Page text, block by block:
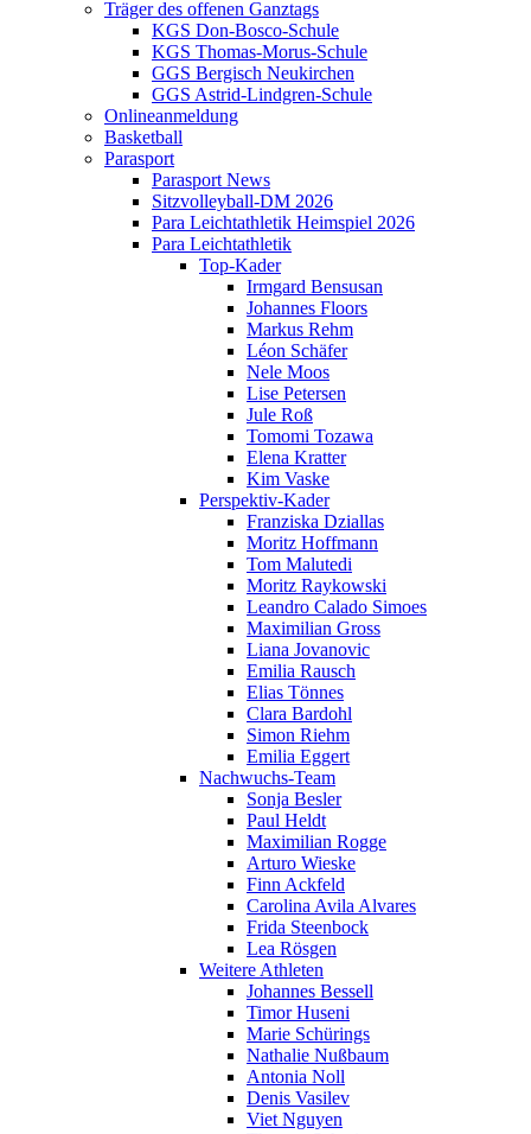
Träger des offenen Ganztags
KGS Don-Bosco-Schule
KGS Thomas-Morus-Schule
GGS Bergisch Neukirchen
GGS Astrid-Lindgren-Schule
Onlineanmeldung
Basketball
Parasport
Parasport News
Sitzvolleyball-DM 2026
Para Leichtathletik Heimspiel 2026
Para Leichtathletik
Top-Kader
Irmgard Bensusan
Johannes Floors
Markus Rehm
Léon Schäfer
Nele Moos
Lise Petersen
Jule Roß
Tomomi Tozawa
Elena Kratter
Kim Vaske
Perspektiv-Kader
Franziska Dziallas
Moritz Hoffmann
Tom Malutedi
Moritz Raykowski
Leandro Calado Simoes
Maximilian Gross
Liana Jovanovic
Emilia Rausch
Elias Tönnes
Clara Bardohl
Simon Riehm
Emilia Eggert
Nachwuchs-Team
Sonja Besler
Paul Heldt
Maximilian Rogge
Arturo Wieske
Finn Ackfeld
Carolina Avila Alvares
Frida Steenbock
Lea Rösgen
Weitere Athleten
Johannes Bessell
Timor Huseni
Marie Schürings
Nathalie Nußbaum
Antonia Noll
Denis Vasilev
Viet Nguyen